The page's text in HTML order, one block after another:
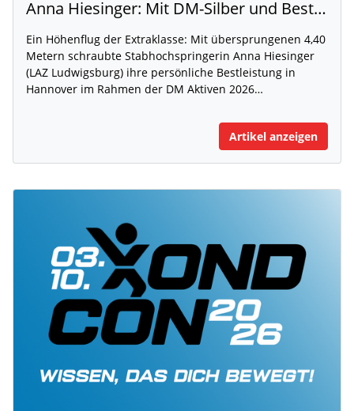
Anna Hiesinger: Mit DM-Silber und Bestleistung zur U20-WM
Ein Höhenflug der Extraklasse: Mit übersprungenen 4,40
Metern schraubte Stabhochspringerin Anna Hiesinger
(LAZ Ludwigsburg) ihre persönliche Bestleistung in
Hannover im Rahmen der DM Aktiven 2026…
Artikel anzeigen